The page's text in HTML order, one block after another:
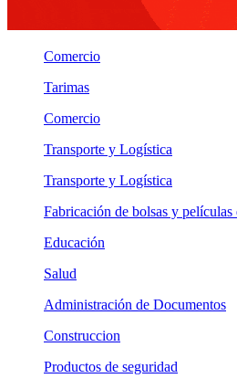
Comercio
Tarimas
Comercio
Transporte y Logística
Transporte y Logística
Fabricación de bolsas y
Educación
Salud
Administración de Documentos
Construccion
Productos de seguridad